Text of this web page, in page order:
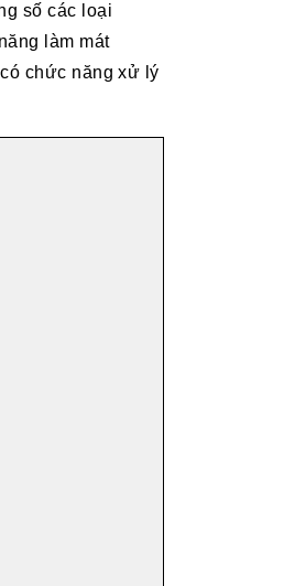
số các loại
làm mát
chức năng xử lý